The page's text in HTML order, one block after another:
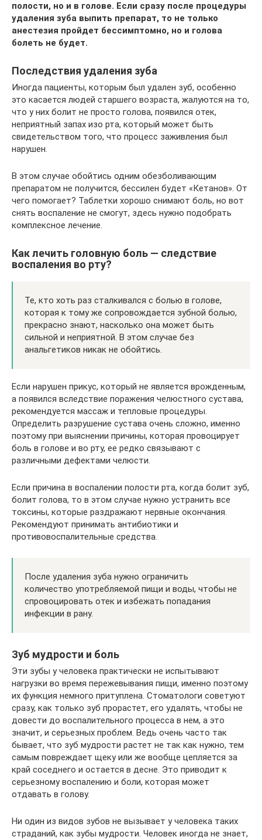
полости, но и в голове. Если сразу после процедуры
удаления зуба выпить препарат, то не только
анестезия пройдет бессимптомно, но и голова
болеть не будет.
Последствия удаления зуба
Иногда пациенты, которым был удален зуб, особенно
это касается людей старшего возраста, жалуются на то,
что у них болит не просто голова, появился отек,
неприятный запах изо рта, который может быть
свидетельством того, что процесс заживления был
нарушен.
В этом случае обойтись одним обезболивающим
препаратом не получится, бессилен будет «Кетанов». От
чего помогает? Таблетки хорошо снимают боль, но вот
снять воспаление не смогут, здесь нужно подобрать
комплексное лечение.
Как лечить головную боль — следствие
воспаления во рту?
Те, кто хоть раз сталкивался с болью в голове,
которая к тому же сопровождается зубной болью,
прекрасно знают, насколько она может быть
сильной и неприятной. В этом случае без
анальгетиков никак не обойтись.
Если нарушен прикус, который не является врожденным,
а появился вследствие поражения челюстного сустава,
рекомендуется массаж и тепловые процедуры.
Определить разрушение сустава очень сложно, именно
поэтому при выяснении причины, которая провоцирует
боль в голове и во рту, ее редко связывают с
различными дефектами челюсти.
Если причина в воспалении полости рта, когда болит зуб,
болит голова, то в этом случае нужно устранить все
токсины, которые раздражают нервные окончания.
Рекомендуют принимать антибиотики и
противовоспалительные средства.
После удаления зуба нужно ограничить
количество употребляемой пищи и воды, чтобы не
спровоцировать отек и избежать попадания
инфекции в рану.
Зуб мудрости и боль
Эти зубы у человека практически не испытывают
нагрузки во время пережевывания пищи, именно поэтому
их функция немного притуплена. Стоматологи советуют
сразу, как только зуб прорастет, его удалять, чтобы не
довести до воспалительного процесса в нем, а это
значит, и серьезных проблем. Ведь очень часто так
бывает, что зуб мудрости растет не так как нужно, тем
самым повреждает щеку или же вообще цепляется за
край соседнего и остается в десне. Это приводит к
серьезному воспалению и боли, которая может
отдавать в голову.
Ни один из видов зубов не вызывает у человека таких
страданий, как зубы мудрости. Человек иногда не знает,